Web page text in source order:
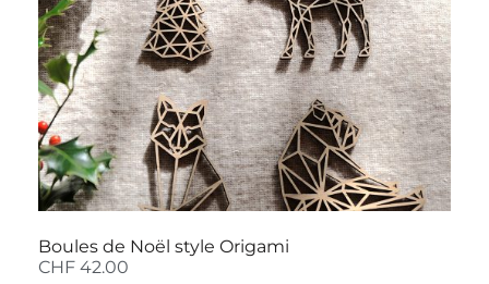
Boules de Noël style Origami
CHF 42.00